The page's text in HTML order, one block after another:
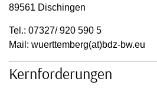
89561 Dischingen
Tel.: 07327/ 920 590 5
Mail: wuerttemberg(at)bdz-bw.eu
Kernforderungen